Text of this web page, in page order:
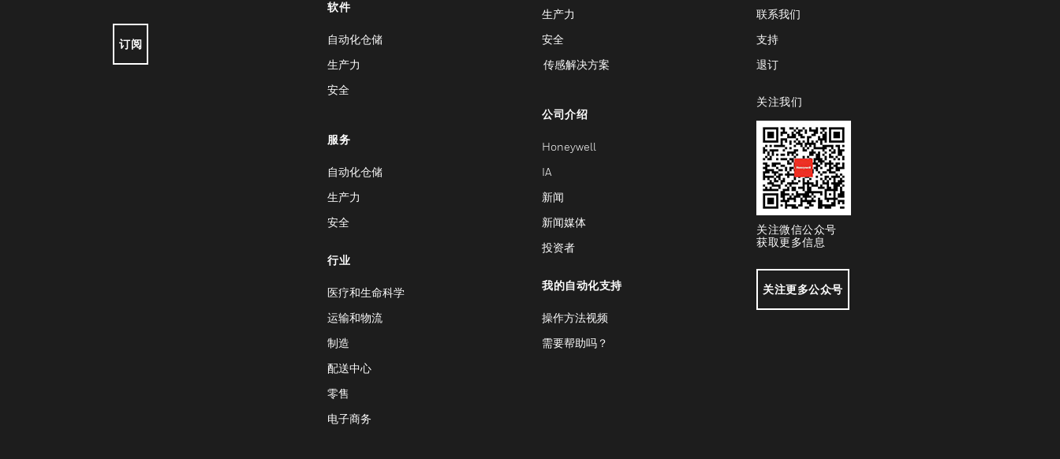
订阅
软件
自动化仓储
生产力
安全
服务
自动化仓储
生产力
安全
行业
医疗和生命科学
运输和物流
制造
配送中心
零售
电子商务
生产力
安全
传感解决方案
公司介绍
Honeywell
IA
新闻
新闻媒体
投资者
我的自动化支持
操作方法视频
需要帮助吗？
联系我们
支持
退订
关注我们
关注微信公众号
获取更多信息
关注更多公众号